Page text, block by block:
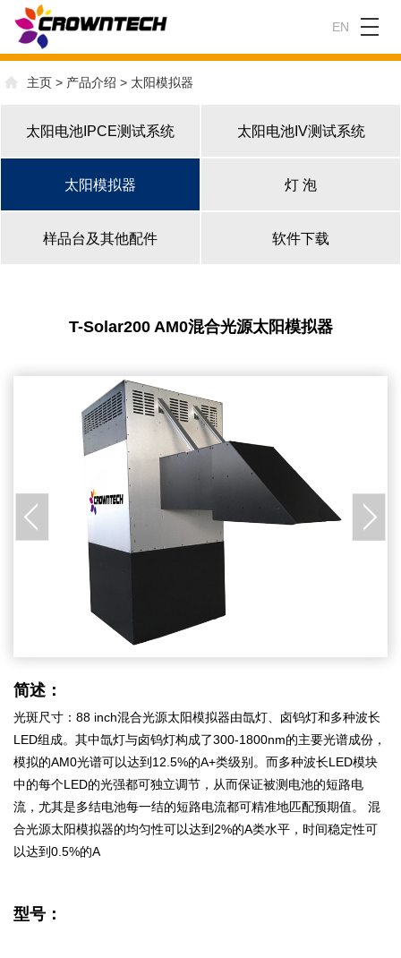
EN
主页 > 产品介绍 > 太阳模拟器
太阳电池IPCE测试系统 太阳电池IV测试系统
太阳模拟器 灯 泡
样品台及其他配件 软件下载
T-Solar200 AM0混合光源太阳模拟器
简述：
光斑尺寸：88 inch混合光源太阳模拟器由氙灯、卤钨灯和多种波长
LED组成。其中氙灯与卤钨灯构成了300-1800nm的主要光谱成份，
模拟的AM0光谱可以达到12.5%的A+类级别。而多种波长LED模块
中的每个LED的光强都可独立调节，从而保证被测电池的短路电
流，尤其是多结电池每一结的短路电流都可精准地匹配预期值。 混
合光源太阳模拟器的均匀性可以达到2%的A类水平，时间稳定性可
以达到0.5%的A
型号：